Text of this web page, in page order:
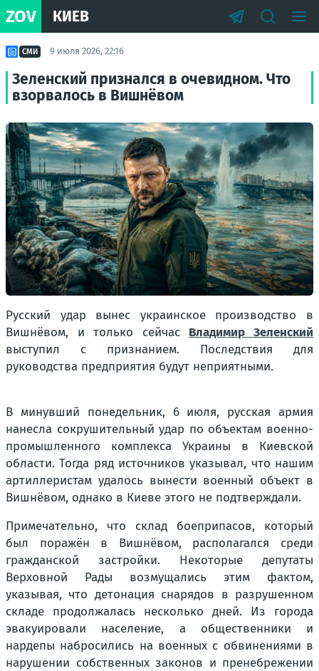
ZOV КИЕВ
СМИ 9 июля 2026, 22:16
Зеленский признался в очевидном. Что
взорвалось в Вишнёвом
Русский удар вынес украинское производство в
Вишнёвом, и только сейчас Владимир Зеленский
выступил с признанием. Последствия для
руководства предприятия будут неприятными.
В минувший понедельник, 6 июля, русская армия
нанесла сокрушительный удар по объектам военно-
промышленного комплекса Украины в Киевской
области. Тогда ряд источников указывал, что нашим
артиллеристам удалось вынести военный объект в
Вишнёвом, однако в Киеве этого не подтверждали.
Примечательно, что склад боеприпасов, который
был поражён в Вишнёвом, располагался среди
гражданской застройки. Некоторые депутаты
Верховной Рады возмущались этим фактом,
указывая, что детонация снарядов в разрушенном
складе продолжалась несколько дней. Из города
эвакуировали население, а общественники и
нардепы набросились на военных с обвинениями в
нарушении собственных законов и пренебрежении